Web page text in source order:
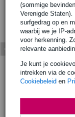
(sommige
Verenigde
surfgedrag op en
waarbij we je IP-
voor herkenning.
relevante
Je kunt je
intrekken via de
Cookiebeleid en